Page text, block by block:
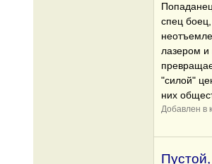
спец
лазером
"силой"
них
Добавлен в